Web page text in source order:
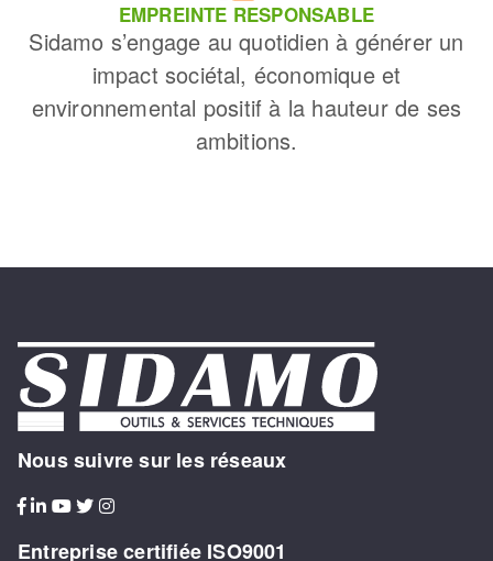
EMPREINTE RESPONSABLE
Sidamo s’engage au quotidien à générer un
impact sociétal, économique et
environnemental positif à la hauteur de ses
ambitions.
Nous suivre sur les réseaux
Entreprise certifiée ISO9001